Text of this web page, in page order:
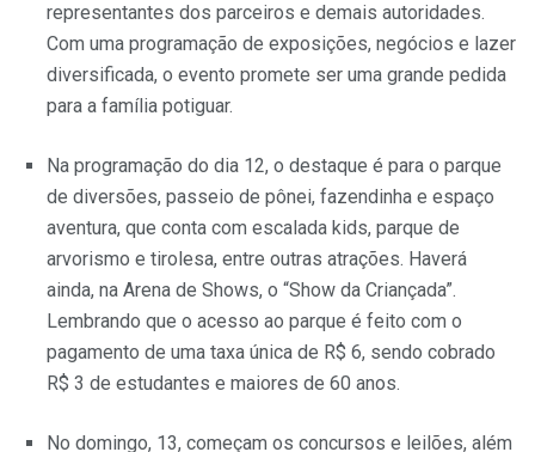
representantes dos parceiros e demais autoridades.
Com uma programação de exposições, negócios e lazer
diversificada, o evento promete ser uma grande pedida
para a família potiguar.
Na programação do dia 12, o destaque é para o parque
de diversões, passeio de pônei, fazendinha e espaço
aventura, que conta com escalada kids, parque de
arvorismo e tirolesa, entre outras atrações. Haverá
ainda, na Arena de Shows, o “Show da Criançada”.
Lembrando que o acesso ao parque é feito com o
pagamento de uma taxa única de R$ 6, sendo cobrado
R$ 3 de estudantes e maiores de 60 anos.
No domingo, 13, começam os concursos e leilões, além